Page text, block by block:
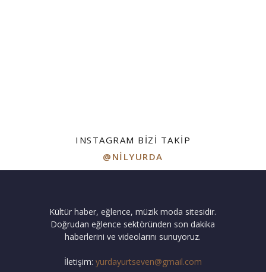
INSTAGRAM BIZI TAKIP
@NILYURDA
Kültür haber, eğlence, müzik moda sitesidir.
Doğrudan eğlence sektöründen son dakika
haberlerini ve videolarını sunuyoruz.
İletişim: yurdayurtseven@gmail.com